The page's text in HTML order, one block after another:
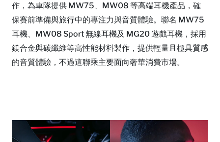
作，為車隊提供 MW75、MW08 等高端耳機產品，確
保賽前準備與旅行中的專注力與音質體驗。聯名 MW75
耳機、MW08 Sport 無線耳機及 MG20 遊戲耳機，採用
鎂合金與碳纖維等高性能材料製作，提供輕量且極具質感
的音質體驗，不過這聯乘主要面向奢華消費市場。